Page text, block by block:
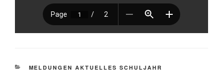
KATEGORIEN
MELDUNGEN AKTUELLES SCHULJAHR